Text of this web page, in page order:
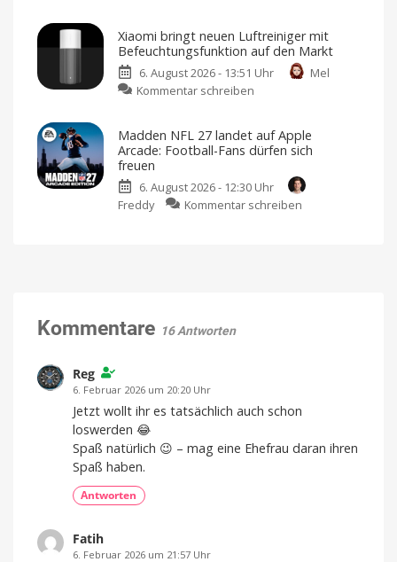
Google
Play
Sicherheitsbedenken
Smart-
Home-
Portfolio:
Zwei
für
Garagen,
und
mehr
Xiaomi bringt neuen Luftreiniger mit
Befeuchtungsfunktion auf den Markt
6. August 2026 - 13:51 Uhr
Mel
Kommentar schreiben
neuen
Luftreiniger
Befeuchtungsfunktion
auf
Madden NFL 27 landet auf Apple
Arcade: Football-Fans dürfen sich
freuen
6. August 2026 - 12:30 Uhr
Freddy
Kommentar schreiben
iPhone
und
Kommentare 16 Antworten
Reg
6. Februar 2026 um 20:20 Uhr
Jetzt wollt ihr es tatsächlich auch schon
loswerden 😂
Spaß natürlich 😉 – mag eine Ehefrau daran ihren
Spaß haben.
Antworten
Fatih
6. Februar 2026 um 21:57 Uhr